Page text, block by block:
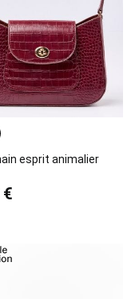
esprit animalier
€